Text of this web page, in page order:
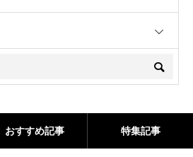
おすすめ記事 特集記事